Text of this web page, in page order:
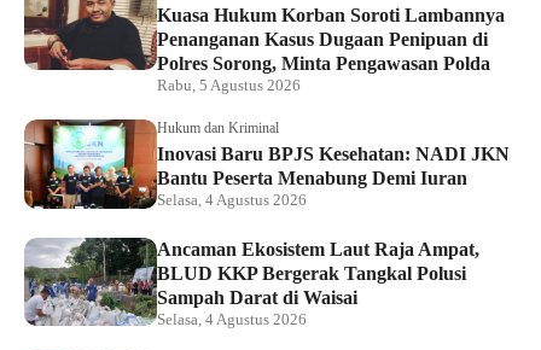
Kuasa Hukum Korban Soroti Lambannya
Penanganan Kasus Dugaan Penipuan di
Polres Sorong, Minta Pengawasan Polda
Rabu, 5 Agustus 2026
Hukum dan Kriminal
Inovasi Baru BPJS Kesehatan: NADI JKN
Bantu Peserta Menabung Demi Iuran
Selasa, 4 Agustus 2026
Ancaman Ekosistem Laut Raja Ampat,
BLUD KKP Bergerak Tangkal Polusi
Sampah Darat di Waisai
Selasa, 4 Agustus 2026